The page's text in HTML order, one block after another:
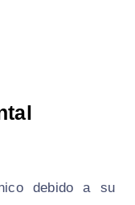
debido a su